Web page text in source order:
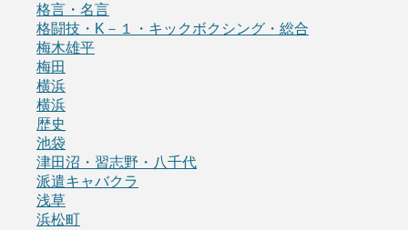
格言・名言
格闘技・K－１・キックボクシング・総合
梅木雄平
梅田
横浜
横浜
歴史
池袋
津田沼・習志野・八千代
派遣キャバクラ
浅草
浜松町